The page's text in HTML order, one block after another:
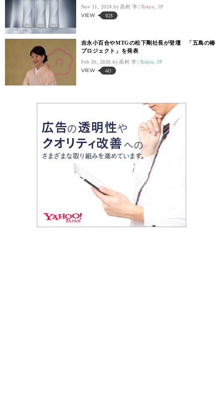
Nov 11, 2024. 高村 学 Tokyo, JP
VIEW 103
吉永小百合やMTGの松下剛社長が登壇 「五島の椿
プロジェクト」を発表
Feb 26, 2020. 高村 学 Tokyo, JP
VIEW 40